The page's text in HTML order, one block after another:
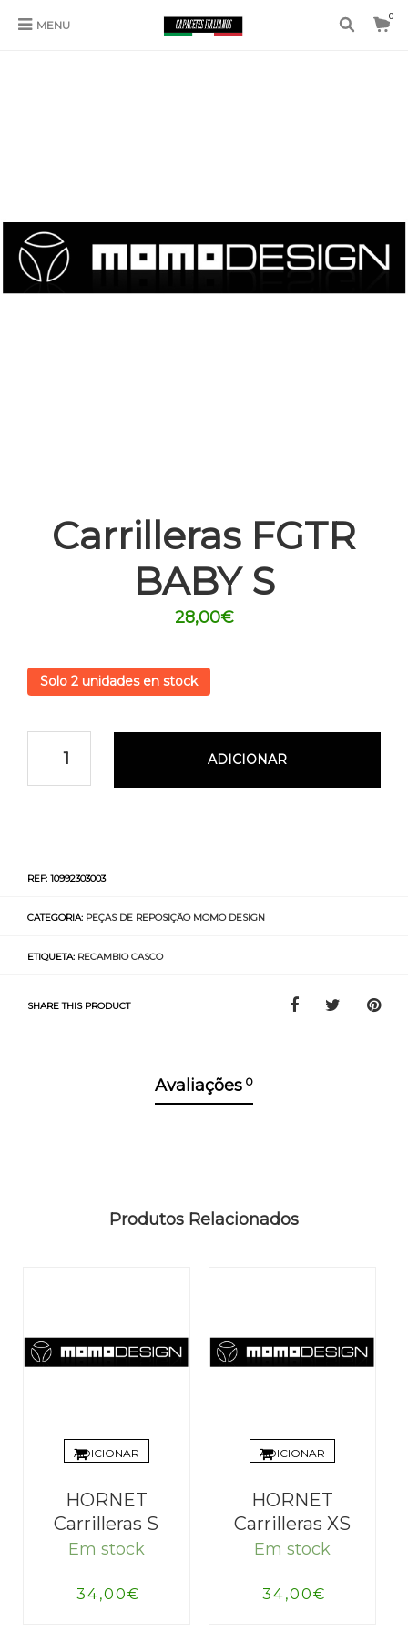
MENU
0
Carrilleras FGTR
BABY S
28,00€
Solo 2 unidades en stock
ADICIONAR
REF: 10992303003
CATEGORIA: PEÇAS DE REPOSIÇÃO MOMO DESIGN
ETIQUETA: RECAMBIO CASCO
SHARE THIS PRODUCT
Avaliações 0
Produtos Relacionados
ADICIONAR
HORNET
Carrilleras S
Em stock
34,00€
ADICIONAR
HORNET
Carrilleras XS
Em stock
34,00€